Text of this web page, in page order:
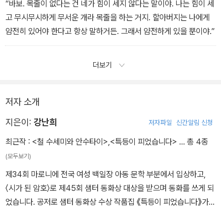
“바보. 목줄이 없다는 건 네가 힘이 세지 않다는 말이야. 나는 힘이 세
고 무시무시하게 무서운 개라 목줄을 하는 거지. 할아버지는 나에게
얌전히 있어야 한다고 항상 말하거든. 그래서 얌전하게 있을 뿐이야.”
더보기
저자 소개
지은이: 강난희 저자파일 신간알림 신청
최근작 : <철 수세미와 안수타이>,<특등이 피었습니다> … 총 4종
(모두보기)
제34회 마로니에 전국 여성 백일장 아동 문학 부분에서 입상하고,
〈시가 된 암호〉로 제45회 샘터 동화상 대상을 받으며 동화를 쓰게 되
었습니다. 공저로 샘터 동화상 수상 작품집 《특등이 피었습니다》가